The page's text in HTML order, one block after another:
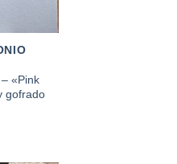
«Pink
gofrado